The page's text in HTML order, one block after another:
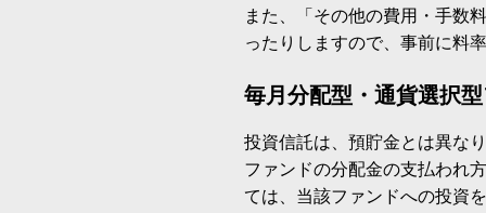
また、「その他の費用・手数
ったりしますので、事前に料
毎月分配型・通貨選択
投資信託は、預貯金とは異な
ファンドの分配金の支払われ
ては、当該ファンドへの投資